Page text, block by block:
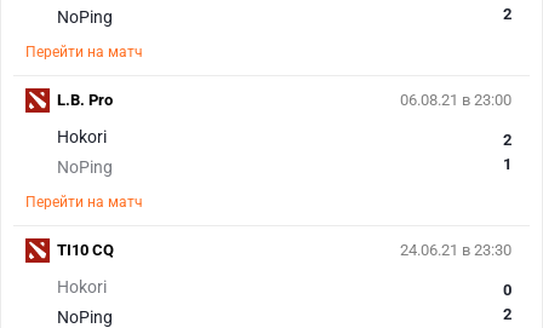
NoPing
2
Перейти на матч
06.08.21 в 23:00
Hokori
NoPing
2
1
Перейти на матч
L.B. Pro
24.06.21 в 23:30
Hokori
NoPing
0
2
TI10 CQ